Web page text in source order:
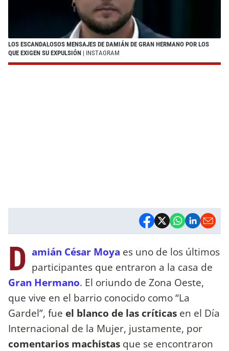
LOS ESCANDALOSOS MENSAJES DE DAMIÁN DE GRAN HERMANO POR LOS
QUE EXIGEN SU EXPULSIÓN | INSTAGRAM
D amián César Moya es uno de los últimos
participantes que entraron a la casa de
Gran Hermano. El oriundo de Zona Oeste,
que vive en el barrio conocido como “La
Gardel”, fue el blanco de las críticas en el Día
Internacional de la Mujer, justamente, por
comentarios machistas que se encontraron